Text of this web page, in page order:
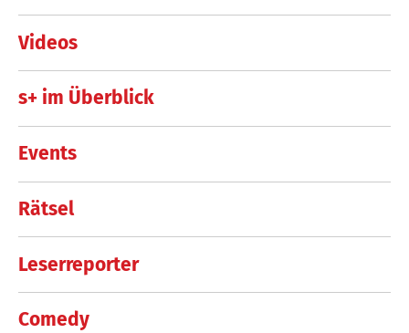
Videos
s+ im Überblick
Events
Rätsel
Leserreporter
Comedy